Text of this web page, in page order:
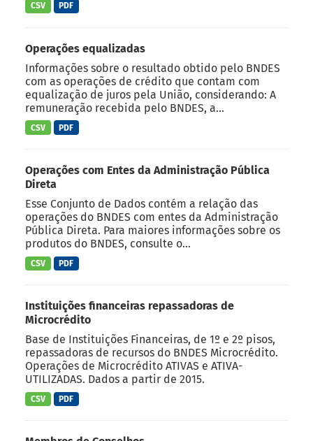
CSV PDF
Operações equalizadas
Informações sobre o resultado obtido pelo BNDES
com as operações de crédito que contam com
equalização de juros pela União, considerando: A
remuneração recebida pelo BNDES, a...
CSV PDF
Operações com Entes da Administração Pública
Direta
Esse Conjunto de Dados contém a relação das
operações do BNDES com entes da Administração
Pública Direta. Para maiores informações sobre os
produtos do BNDES, consulte o...
CSV PDF
Instituições financeiras repassadoras de
Microcrédito
Base de Instituições Financeiras, de 1º e 2º pisos,
repassadoras de recursos do BNDES Microcrédito.
Operações de Microcrédito ATIVAS e ATIVA-
UTILIZADAS. Dados a partir de 2015.
CSV PDF